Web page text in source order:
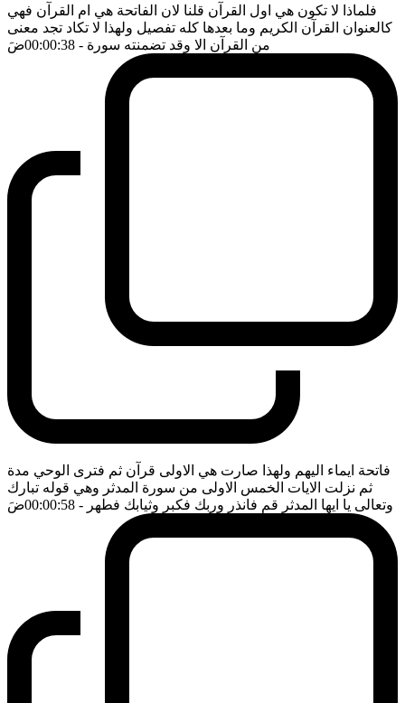
فلماذا لا تكون هي اول القرآن قلنا لان الفاتحة هي ام القرآن فهي
كالعنوان القرآن الكريم وما بعدها كله تفصيل ولهذا لا تكاد تجد معنى
من القرآن الا وقد تضمنته سورة - 00:00:38 ضَ
فاتحة ايماء اليهم ولهذا صارت هي الاولى قرآن ثم فترى الوحي مدة
ثم نزلت الايات الخمس الاولى من سورة المدثر وهي قوله تبارك
وتعالى يا ايها المدثر قم فانذر وربك فكبر وثيابك فطهر - 00:00:58 ضَ